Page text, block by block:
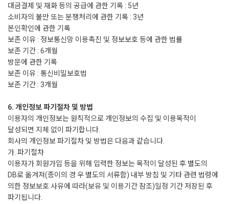
대금결제 및 재화 등의 공급에 관한 기록 : 5년
소비자의 불만 또는 분쟁처리에 관한 기록 : 3년
본인확인에 관한 기록
보존 이유 : 정보통신망 이용촉진 및 정보보호 등에 관한 법률
보존 기간 : 6개월
방문에 관한 기록
보존 이유 : 통신비밀보호법
보존 기간 : 3개월
6. 개인정보 파기절차 및 방법
이용자의 개인정보는 원칙적으로 개인정보의 수집 및 이용목적이
달성되면 지체 없이 파기합니다.
회사의 개인정보 파기절차 및 방법은 다음과 같습니다.
가. 파기절차
이용자가 회원가입 등을 위해 입력한 정보는 목적이 달성된 후 별도의
DB로 옮겨져(종이의 경 우 별도의 서류함) 내부 방침 및 기타 관련 법령에
의한 정보보호 사유에 따라(보유 및 이용기간 참조)일정 기간 저장된 후
파기됩니다.